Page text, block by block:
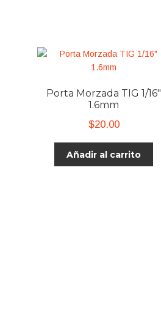
Porta Morzada TIG 1/16″
1.6mm
$20.00
Añadir al carrito